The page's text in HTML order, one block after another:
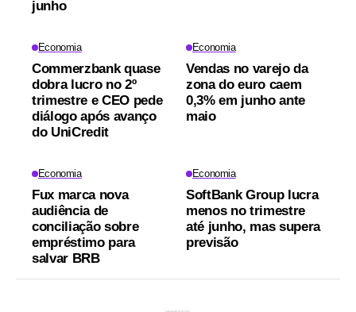
junho
Economia
Commerzbank quase
dobra lucro no 2º
trimestre e CEO pede
diálogo após avanço
do UniCredit
Economia
Vendas no varejo da
zona do euro caem
0,3% em junho ante
maio
Economia
Fux marca nova
audiência de
conciliação sobre
empréstimo para
salvar BRB
Economia
SoftBank Group lucra
menos no trimestre
até junho, mas supera
previsão